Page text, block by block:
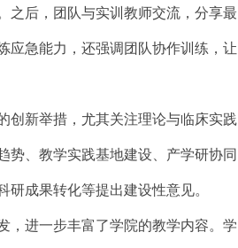
之后，团队与实训教师交流，分享最
应急能力，还强调团队协作训练，让
创新举措，尤其关注理论与临床实践
势、教学实践基地建设、产学研协同
成果转化等提出建设性意见。
，进一步丰富了学院的教学内容。学